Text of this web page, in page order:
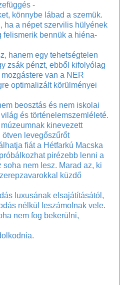
-
könnybe lábad a szemük.
ha a népet szervilis hülyének
felismerik bennük a hiéna-
hanem egy tehetségtelen
zsák pénzt, ebből kifolyólag
van a NER
optimalizált körülményei
beosztás és nem iskolai
és történelemszemléleté.
kinevezett
levegőszűrőt
fiát a Hétfarkú Macska
pirézebb lenni a
nem lesz. Marad az, ki
küzdő
luxusának elsajátításától,
nélkül leszámolnak vele.
nem fog bekerülni,